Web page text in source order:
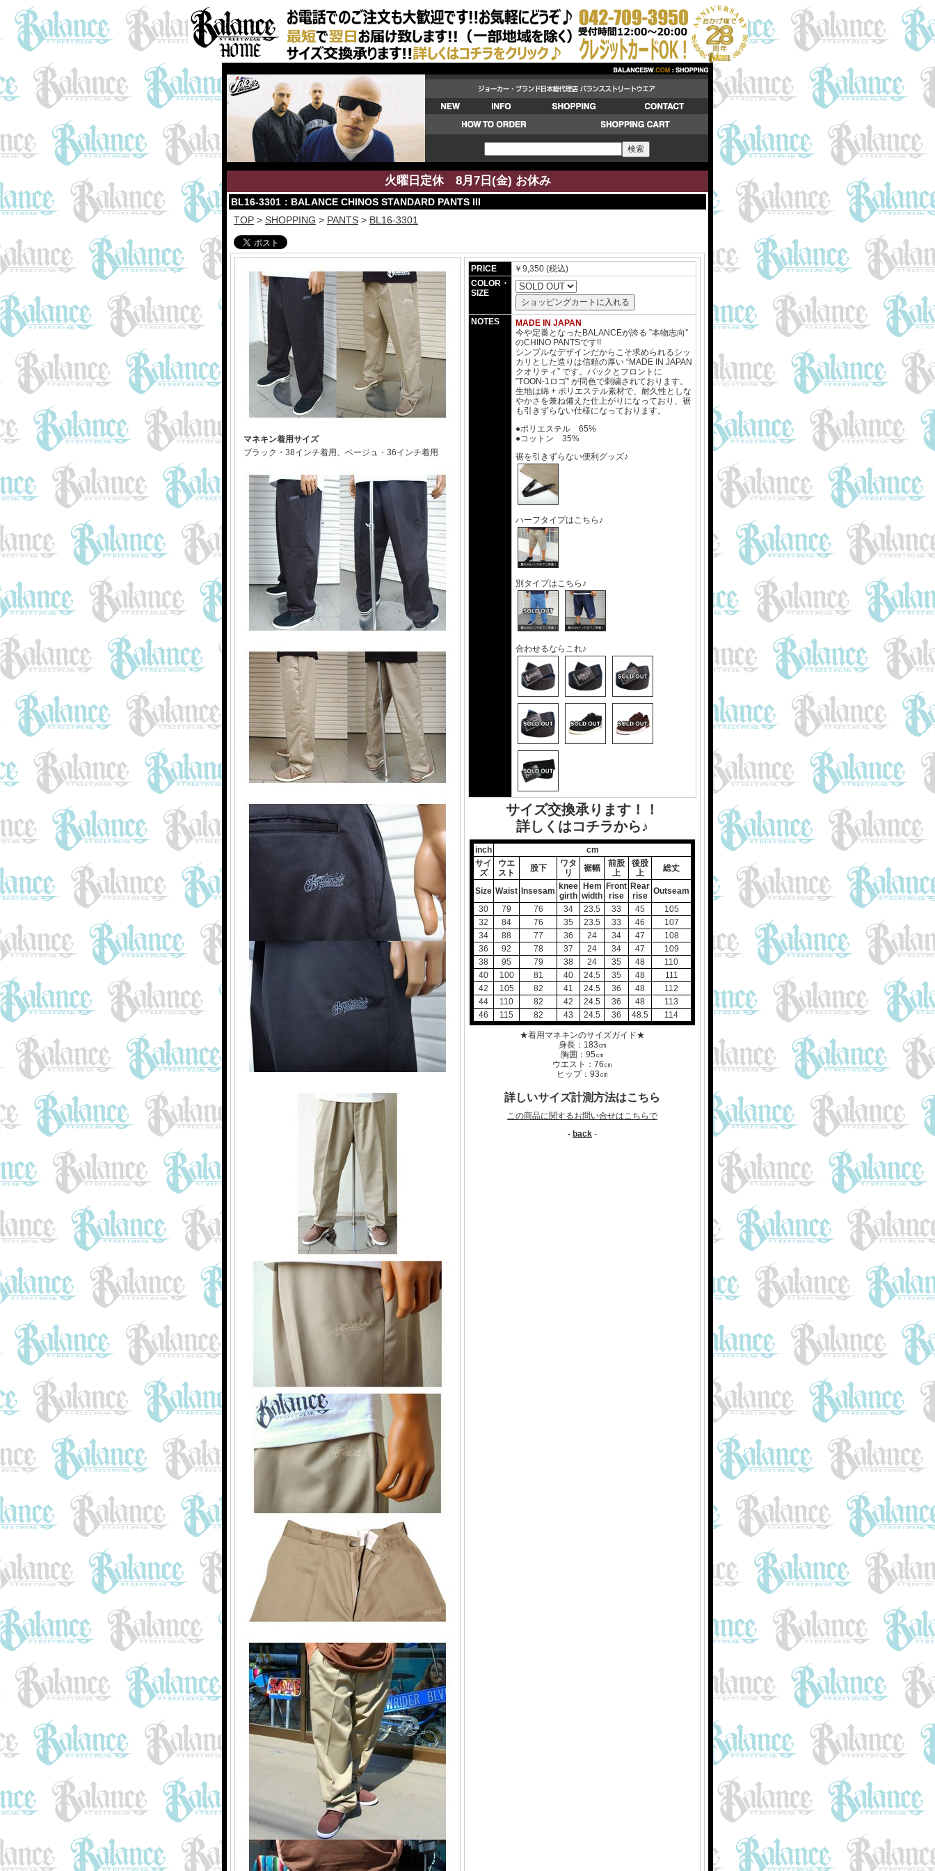
火曜日定休 8月7日(金) お休み
BL16-3301：BALANCE CHINOS STANDARD PANTS III
TOP > SHOPPING > PANTS > BL16-3301
マネキン着用サイズ
ブラック・38インチ着用、ベージュ・36インチ着用
PRICE
￥9,350 (税込)
COLOR・
SIZE
NOTES
MADE IN JAPAN
今や定番となったBALANCEが誇る ”本物志向”
のCHINO PANTSです!!
シンプルなデザインだからこそ求められるシッ
カリとした造りは信頼の厚い “MADE IN JAPAN
クオリティ” です。バックとフロントに
”TOON-1ロゴ” が同色で刺繍されております。
生地は綿 + ポリエステル素材で、耐久性としな
やかさを兼ね備えた仕上がりになっており、裾
も引きずらない仕様になっております。
●ポリエステル 65%
●コットン 35%
裾を引きずらない便利グッズ♪
ハーフタイプはこちら♪
別タイプはこちら♪
合わせるならこれ♪
サイズ交換承ります！！
詳しくはコチラから♪
inch
cm
サイ
ズ
ウエ
スト
股下
ワタ
リ
裾幅
前股
上
後股
上
総丈
Size Waist Insesam knee
girth
Hem
width
Front
rise
Rear
rise Outseam
30
79 76 34 23.5 33 45
105
32
84 76 35 23.5 33 46
107
34
88 77 36 24 34 47
108
36
92 78 37 24 34 47
109
38
95 79 38 24 35 48
110
40
100 81 40 24.5 35 48
111
42
105 82 41 24.5 36 48
112
44
110 82 42 24.5 36 48
113
46
115 82 43 24.5 36 48.5 114
★着用マネキンのサイズガイド★
身長：183㎝
胸囲：95㎝
ウエスト：76㎝
ヒップ：93㎝
詳しいサイズ計測方法はこちら
この商品に関するお問い合せはこちらで
- back -